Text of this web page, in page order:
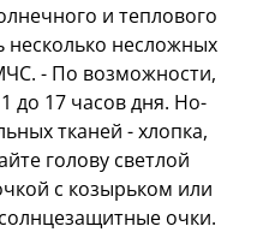
и теп­ло­вого
нес­коль­ко несложных
- По воз­можнос­ти,
до 17 ча­сов дня. Но­
тка­ней - хло­пка,
го­лову свет­лой
с ко­зырь­ком или
очки.